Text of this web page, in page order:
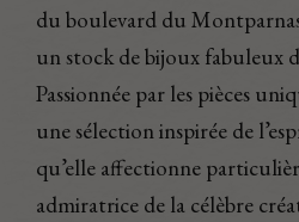
du boulevard du
un stock de bijoux fabuleux
Passionnée par les pièces
une sélection inspirée de
qu’elle affectionne
admiratrice de la célèbre